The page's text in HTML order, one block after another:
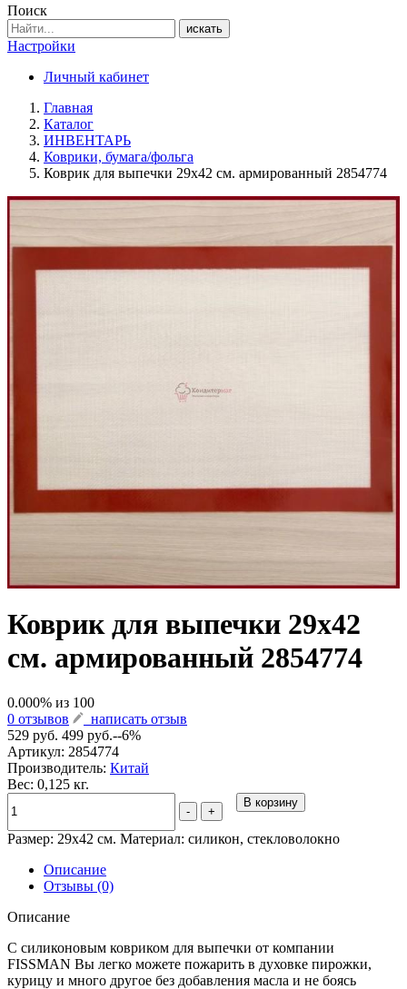
Поиск
искать
Настройки
Личный кабинет
Главная
Каталог
ИНВЕНТАРЬ
Коврики, бумага/фольга
Коврик для выпечки 29х42 см. армированный 2854774
Коврик для выпечки 29х42
см. армированный 2854774
0.000% из 100
0 отзывов
написать отзыв
529 руб. 499 руб.--6%
Артикул: 2854774
Производитель: Китай
Вес: 0,125 кг.
- +
В корзину
Размер: 29х42 см. Материал: силикон, стекловолокно
Описание
Отзывы (0)
Описание
С силиконовым ковриком для выпечки от компании
FISSMAN Вы легко можете пожарить в духовке пирожки,
курицу и много другое без добавления масла и не боясь